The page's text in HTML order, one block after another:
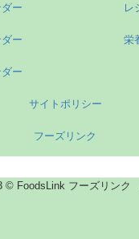
ー
ー
ー
レ
栄
サイトポリシー
フーズリンク
© FoodsLink フーズリン